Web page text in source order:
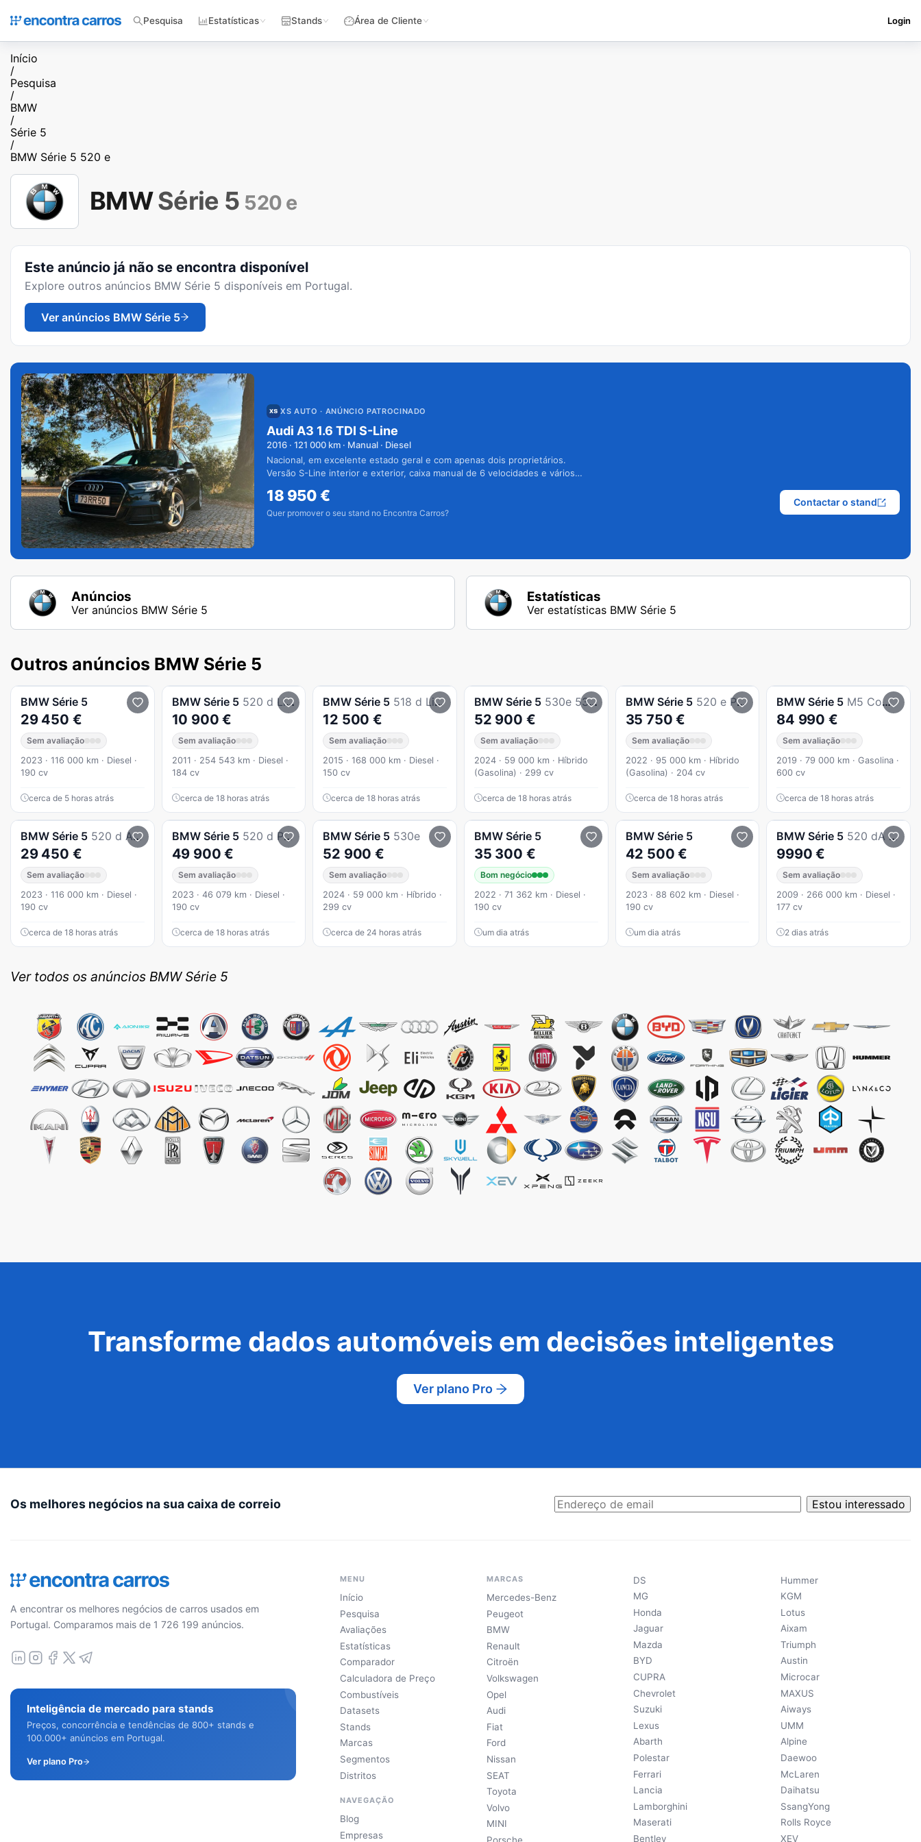
Pesquisa Estatísticas Stands Área de Cliente Login
Início
/
Pesquisa
/
BMW
/
Série 5
/
BMW Série 5 520 e
BMWSérie 5 520 e
Este anúncio já não se encontra disponível
Explore outros anúncios BMW Série 5 disponíveis em Portugal.
Ver anúncios BMW Série 5
XS AUTO · ANÚNCIO PATROCINADO
Audi A3 1.6 TDI S-Line
2016 · 121 000 km · Manual · Diesel
Nacional, em excelente estado geral e com apenas dois proprietários.
Versão S-Line interior e exterior, caixa manual de 6 velocidades e vários
18 950€
Quer promover o seu stand no Encontra Carros?
Contactar o stand
Anúncios
Ver anúncios BMW Série 5
Estatísticas
Ver estatísticas BMW Série 5
Outros anúncios BMW Série 5
BMW Série 5
29 450 €
Sem avaliação
2023 · 116 000 km · Diesel ·
190 cv
cerca de 5 horas atrás
BMW Série 5 520 d Line Luxury Auto
10 900 €
Sem avaliação
2011 · 254 543 km · Diesel ·
184 cv
cerca de 18 horas atrás
BMW Série 5 518 d Line Luxury Auto
12 500 €
Sem avaliação
2015 · 168 000 km · Diesel ·
150 cv
cerca de 18 horas atrás
BMW Série 5 530e 530e Touring Pack M Pro
52 900 €
Sem avaliação
2024 · 59 000 km · Híbrido
(Gasolina) · 299 cv
cerca de 18 horas atrás
BMW Série 5 520 e Pack M
35 750 €
Sem avaliação
2022 · 95 000 km · Híbrido
(Gasolina) · 204 cv
cerca de 18 horas atrás
BMW Série 5 M5 Competition
84 990 €
Sem avaliação
2019 · 79 000 km · Gasolina ·
600 cv
cerca de 18 horas atrás
BMW Série 5 520 d Auto
29 450 €
Sem avaliação
2023 · 116 000 km · Diesel ·
190 cv
cerca de 18 horas atrás
BMW Série 5 520 d Pack Desportivo M
49 900 €
Sem avaliação
2023 · 46 079 km · Diesel ·
190 cv
cerca de 18 horas atrás
BMW Série 5 530e
52 900 €
Sem avaliação
2024 · 59 000 km · Híbrido ·
299 cv
cerca de 24 horas atrás
BMW Série 5
35 300 €
Bom negócio
2022 · 71 362 km · Diesel ·
190 cv
um dia atrás
BMW Série 5
42 500 €
Sem avaliação
2023 · 88 602 km · Diesel ·
190 cv
um dia atrás
BMW Série 5 520 dA Touring J18
9990 €
Sem avaliação
2009 · 266 000 km · Diesel ·
177 cv
2 dias atrás
Ver todos os anúncios BMW Série 5
Transforme dados automóveis em decisões inteligentes
Ver plano Pro
Os melhores negócios na sua caixa de correio Estou interessado
A encontrar os melhores negócios de carros usados em
Portugal. Comparamos mais de 1 726 199 anúncios.
Inteligência de mercado para stands
Preços, concorrência e tendências de 800+ stands e
100.000+ anúncios em Portugal.
Ver plano Pro
MENU
Início
Pesquisa
Avaliações
Estatísticas
Comparador
Calculadora de Preço
Combustíveis
Datasets
Stands
Marcas
Segmentos
Distritos
NAVEGAÇÃO
Blog
Empresas
MARCAS
Mercedes-Benz
Peugeot
BMW
Renault
Citroën
Volkswagen
Opel
Audi
Fiat
Ford
Nissan
SEAT
Toyota
Volvo
MINI
DS
MG
Honda
Jaguar
Mazda
BYD
CUPRA
Chevrolet
Suzuki
Lexus
Abarth
Polestar
Ferrari
Lancia
Lamborghini
Maserati
Bentley
Hummer
KGM
Lotus
Aixam
Triumph
Austin
Microcar
MAXUS
Aiways
UMM
Alpine
Daewoo
McLaren
Daihatsu
SsangYong
Rolls Royce
XEV